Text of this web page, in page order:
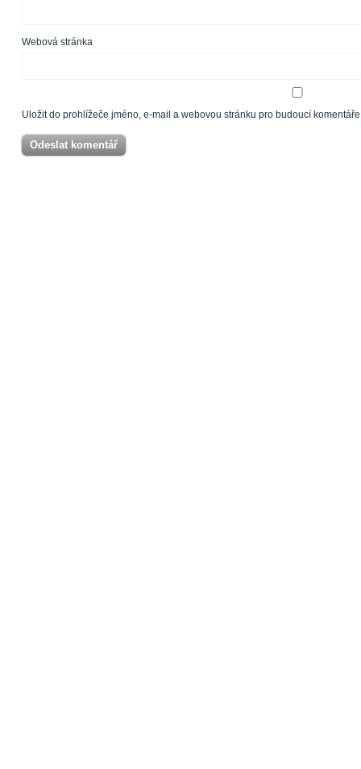
Webová stránka
Uložit do prohlížeče jméno, e-mail a webovou stránku pro budoucí